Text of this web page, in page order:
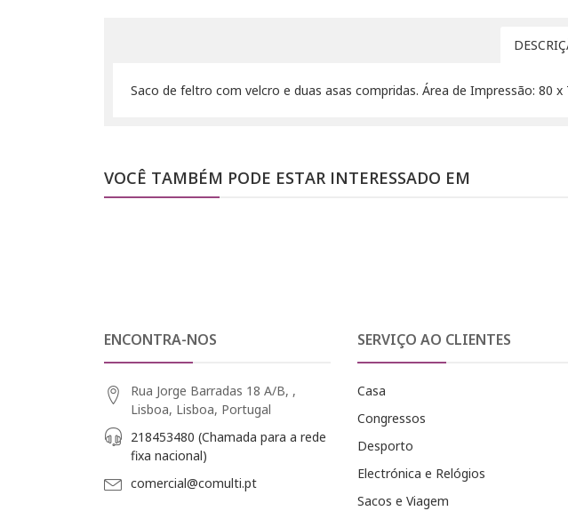
Saco de feltro com velcro e duas asas compridas. Área de Impressão: 80 x
VOCÊ TAMBÉM PODE ESTAR INTERESSADO EM
ENCONTRA-NOS
Rua Jorge Barradas 18 A/B, ,
Lisboa, Lisboa, Portugal
218453480 (Chamada para a rede
fixa nacional)
comercial@comulti.pt
SERVIÇO AO CLIENTES
Casa
Congressos
Desporto
Electrónica e Relógios
Sacos e Viagem